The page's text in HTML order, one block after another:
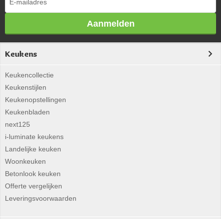
Aanmelden
Keukens
Keukencollectie
Keukenstijlen
Keukenopstellingen
Keukenbladen
next125
i-luminate keukens
Landelijke keuken
Woonkeuken
Betonlook keuken
Offerte vergelijken
Leveringsvoorwaarden